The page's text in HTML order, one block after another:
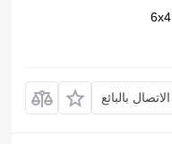
6x4
الاتصال بالبائع